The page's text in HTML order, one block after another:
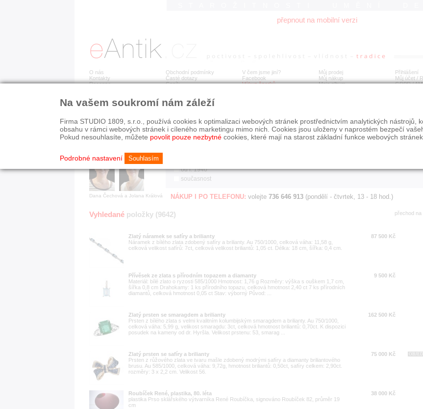
přepnout na mobilní verzi
O nás
Kontakty
Recenze
Obchodní podmínky
Časté dotazy
Ceník
V čem jsme jiní?
Facebook
Výkup šperků
Můj prodej
Můj nákup
Moje album
Přihlášení
Můj účet /
GDPR/
Jsme prověřená firma
Zákazníci u nás oceňují:
■ odborné zázemí
■ bezpečné prostředí
Dana Čechová a Jolana Králová
RYCHLÉ HLEDÁNÍ
HISTORICKÉ OBDOBÍ
všechno
před r. 1800
od r. 1940
současnost
STÁŘÍ NABÍDKY
všechno
jen poslední den
ŘAZENÍ
nejnovější napřed
podle cen sestupně
NÁKUP I PO TELEFONU: volejte 736 646 913 (pondělí - čtvrtek, 13 - 18 hod.)
Vyhledané položky (9642) přechod
Zlatý náramek se safíry a brilianty
Náramek z bílého zlata zdobený safíry a brilianty. Au 750/1000, celková váha: 11,58 g,
celková velikost safírů: 7ct, celková velikost briliantů: 1,05 ct. Délka: 18 cm, šířka: 0,4 cm.
87 500 Kč
Přívěsek ze zlata s přírodním topazem a diamanty
Materiál: bílé zlato o ryzosti 585/1000 Hmotnost: 1,76 g Rozměry: výška s ouškem 1,7 cm,
šířka 0,8 cm Drahokamy: 1 ks přírodního topazu, celková hmotnost 2,40 ct 7 ks přírodních
diamantů, celková hmotnost 0,05 ct Stav: výborný Původ: ...
9 500 Kč
Zlatý prsten se smaragdem a brilianty
Prsten z bílého zlata s velmi kvalitním kolumbijským smaragdem a brilianty. Au 750/1000,
celková váha: 5,99 g, velikost smaragdu: 3ct, celková hmotnost briliantů: 0,70ct. K dispozici
posudek na kameny od dr. Hyršla. Velikost prstenu: 53, smarag ...
162 500 Kč
Zlatý prsten se safíry a brilianty
Prsten z růžového zlata ve tvaru mašle zdobený modrými safíry a diamanty briliantového
brusu. Au 585/1000, celková váha: 9,72g, hmotnost briliantů: 0,50ct, safíry celkem: 2,90ct.
rozměry: 3 x 2,2 cm. Velikost 56.
75 000 Kč
Roubíček René, plastika, 80. léta
plastika Prso sklářského výtvarníka René Roubíčka, signováno Roubíček 82, průměr 19
cm
38 000 Kč
Na vašem soukromí nám záleží
Firma STUDIO 1809, s.r.o., používá cookies k optimalizaci webových stránek prostřednictvím analytických nástrojů,
obsahu v rámci webových stránek i cíleného marketingu mimo nich. Cookies jsou uloženy v naprostém bezpečí
Pokud nesouhlasíte, můžete povolit pouze nezbytné cookies, které mají na starost základní funkce webových stránek.
Podrobné nastavení Souhlasím